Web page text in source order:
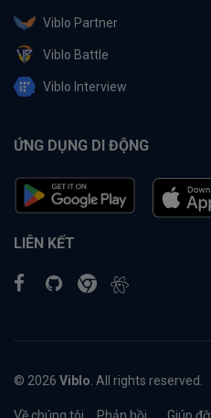
Viblo Partner
Viblo Battle
Viblo Interview
ỨNG DỤNG DI ĐỘNG
LIÊN KẾT
© 2026 Viblo . All rights reserved.
Về chúng tôi Phản hồi Giúp đỡ